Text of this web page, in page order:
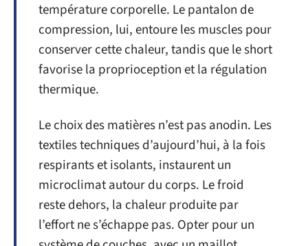
température corporelle. Le pantalon de
compression, lui, entoure les muscles pour
conserver cette chaleur, tandis que le short
favorise la proprioception et la régulation
thermique.
Le choix des matières n’est pas anodin. Les
textiles techniques d’aujourd’hui, à la fois
respirants et isolants, instaurent un
microclimat autour du corps. Le froid
reste dehors, la chaleur produite par
l’effort ne s’échappe pas. Opter pour un